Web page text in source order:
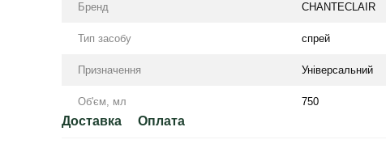
Бренд CHANTECLAIR
Тип засобу спрей
Призначення Універсальний
Об'єм, мл 750
Доставка Оплата